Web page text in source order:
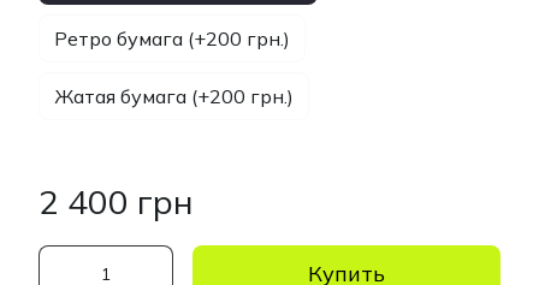
Ретро бумага (+200 грн.)
Жатая бумага (+200 грн.)
2 400 грн
Купить